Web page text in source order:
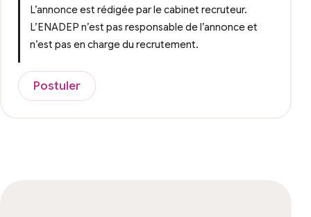
L’annonce est rédigée par le cabinet recruteur.
L’ENADEP n’est pas responsable de l’annonce et
n’est pas en charge du recrutement.
Postuler